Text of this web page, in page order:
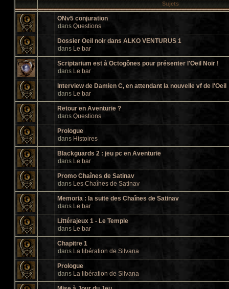
Sujets
ONv5 conjuration
dans Questions
Dossier Oeil noir dans ALKO VENTURUS 1
dans Le bar
Scriptarium est à Octogônes pour présenter l'Oeil Noir !
dans Le bar
Interview de Damien C, en attendant la nouvelle vf de l'Oeil
dans Le bar
Retour en Aventurie ?
dans Questions
Prologue
dans Histoires
Blackguards 2 : jeu pc en Aventurie
dans Le bar
Promo Chaînes de Satinav
dans Les Chaînes de Satinav
Memoria : la suite des Chaînes de Satinav
dans Le bar
Littérajeux 1 - Le Temple
dans Le bar
Chapitre 1
dans La libération de Silvana
Prologue
dans La libération de Silvana